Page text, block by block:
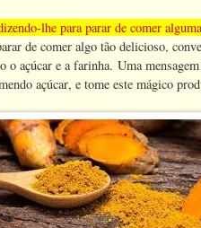
lhe para parar de comer
de comer algo tão delicioso,
o açúcar e a farinha. Uma
açúcar, e tome este mágico